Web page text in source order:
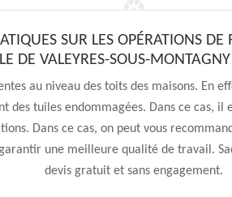
SUR LES OPÉRATIONS
DE VALEYRES-SOUS-
au niveau des toits des maisons. En
des tuiles endommagées. Dans ce cas, il
Dans ce cas, on peut vous
une meilleure qualité de travail.
devis gratuit et sans engagement.